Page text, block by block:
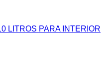
LITROS PARA INTERIOR